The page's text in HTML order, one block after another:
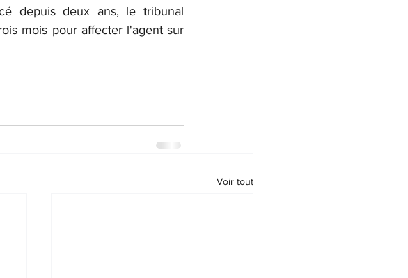
depuis deux ans, le tribunal
mois pour affecter l'agent sur
Voir tout